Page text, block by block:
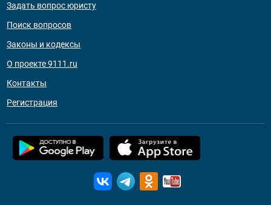
Задать вопрос юристу
Поиск вопросов
Законы и кодексы
О проекте 9111.ru
Контакты
Регистрация